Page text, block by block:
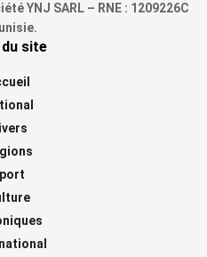
YNJ SARL – RNE : 1209226C
du site